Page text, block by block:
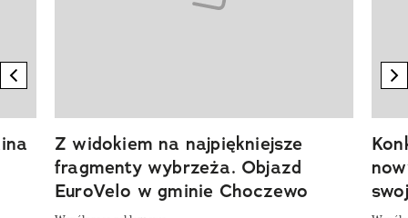
previous element
Z widokiem na najpiękniejsze
fragmenty wybrzeża. Objazd
EuroVelo w gminie Choczewo